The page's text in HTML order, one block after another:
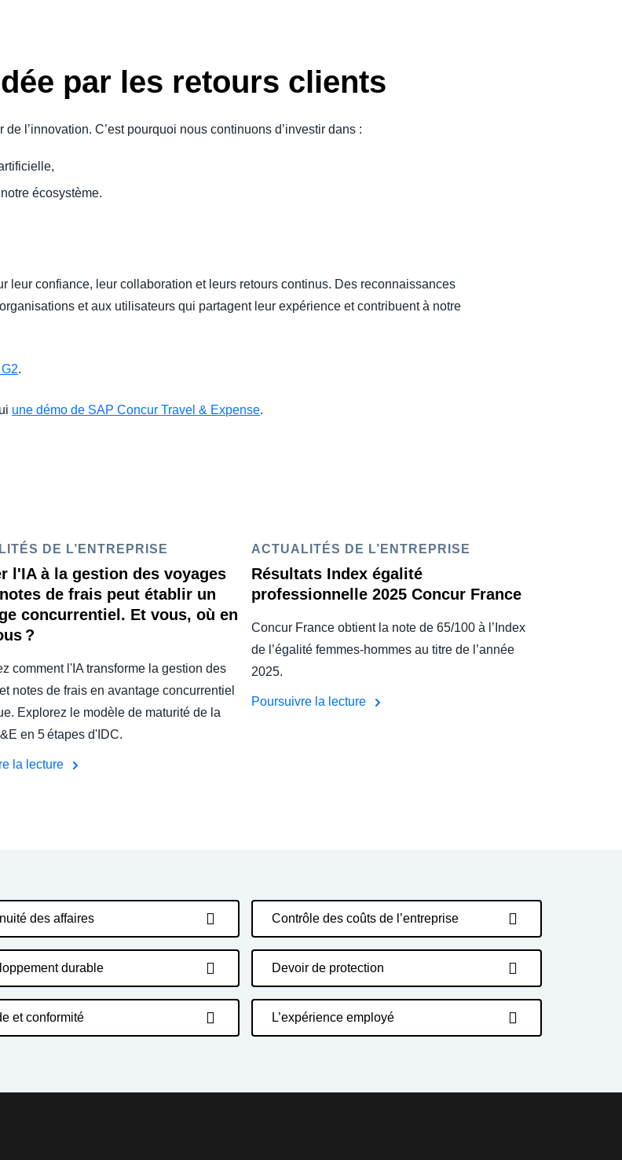
par les retours clients
l’innovation. C’est pourquoi nous continuons d’investir dans :
écosystème.
leur confiance, leur collaboration et leurs retours continus. Des reconnaissances
et aux utilisateurs qui partagent leur expérience et contribuent à notre
.
une démo de SAP Concur Travel & Expense.
DE L’ENTREPRISE
l'IA à la gestion des voyages
de frais peut établir un
concurrentiel. Et vous, où en
?
comment l'IA transforme la gestion des
notes de frais en avantage concurrentiel
Explorez le modèle de maturité de la
en 5 étapes d'IDC.
la lecture
ACTUALITÉS DE L’ENTREPRISE
Résultats Index égalité
professionnelle 2025 Concur France
Concur France obtient la note de 65/100 à l’Index
de l’égalité femmes-hommes au titre de l’année
2025.
Poursuivre la lecture
des affaires Contrôle des coûts de l’entreprise
durable Devoir de protection
et conformité L’expérience employé